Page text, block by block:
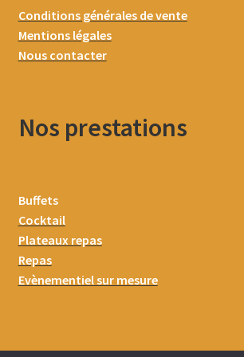
Conditions générales de vente
Mentions légales
Nous contacter
Nos prestations
Buffets
Cocktail
Plateaux repas
Repas
Evènementiel sur mesure